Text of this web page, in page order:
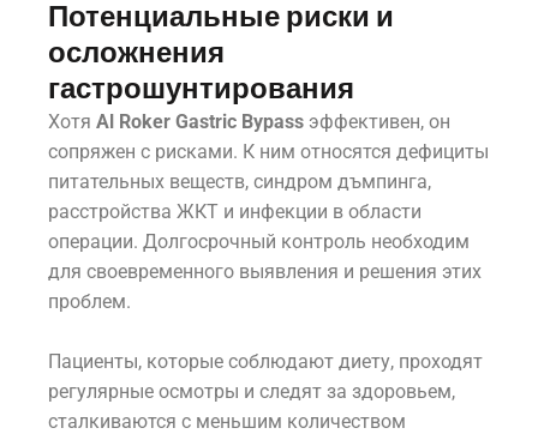
Потенциальные риски и
осложнения
гастрошунтирования
Хотя Al Roker Gastric Bypass эффективен, он
сопряжен с рисками. К ним относятся дефициты
питательных веществ, синдром дъмпинга,
расстройства ЖКТ и инфекции в области
операции. Долгосрочный контроль необходим
для своевременного выявления и решения этих
проблем.
Пациенты, которые соблюдают диету, проходят
регулярные осмотры и следят за здоровьем,
сталкиваются с меньшим количеством